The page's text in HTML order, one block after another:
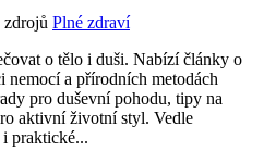
zdrojů Plné zdraví
o tělo i duši. Nabízí články o
a přírodních metodách
pro duševní pohodu, tipy na
aktivní životní styl. Vedle
praktické...